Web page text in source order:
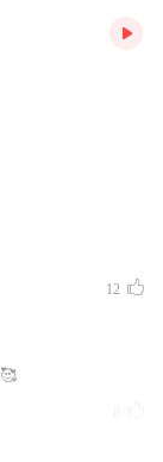
12